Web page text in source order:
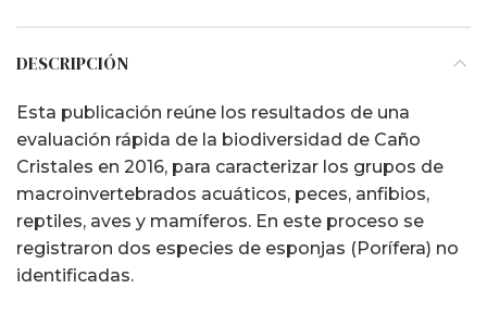
DESCRIPCIÓN
Esta publicación reúne los resultados de una
evaluación rápida de la biodiversidad de Caño
Cristales en 2016, para caracterizar los grupos de
macroinvertebrados acuáticos, peces, anfibios,
reptiles, aves y mamíferos. En este proceso se
registraron dos especies de esponjas (Porífera) no
identificadas.